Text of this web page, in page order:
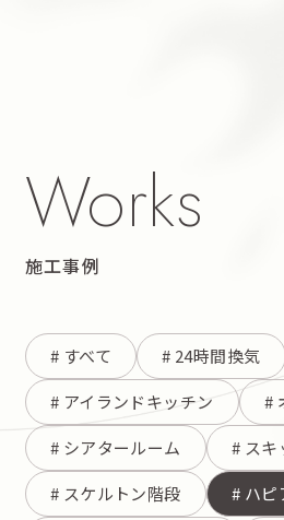
Works
施工事例
# すべて # 24時間換気
# アイランドキッチン #
# シアタールーム # スキ
# スケルトン階段 # ハピ